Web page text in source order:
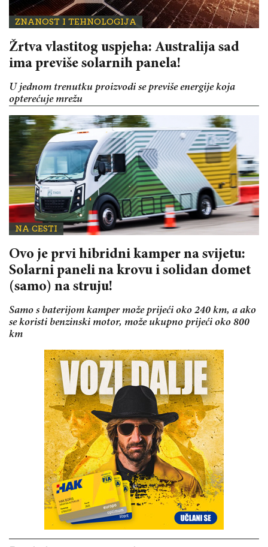
NA CESTI
ZNANOST I TEHNOLOGIJA
Žrtva vlastitog uspjeha: Australija sad
ima previše solarnih panela!
U jednom trenutku proizvodi se previše energije koja
opterećuje mrežu
NA CESTI
Ovo je prvi hibridni kamper na svijetu:
Solarni paneli na krovu i solidan domet
(samo) na struju!
Samo s baterijom kamper može prijeći oko 240 km, a ako
se koristi benzinski motor, može ukupno prijeći oko 800
km